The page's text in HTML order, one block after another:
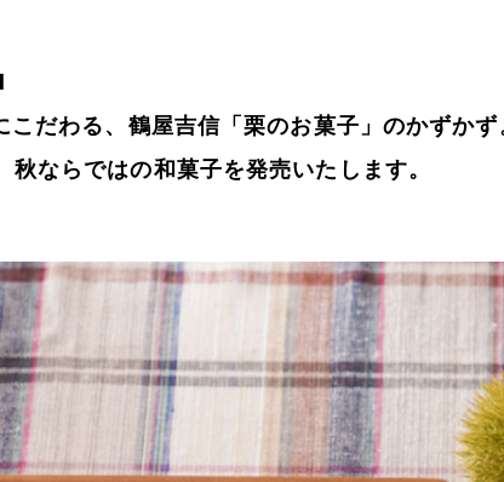
こだわる、鶴屋吉信「栗のお菓子」のかずかず
秋ならではの和菓子を発売いたします。